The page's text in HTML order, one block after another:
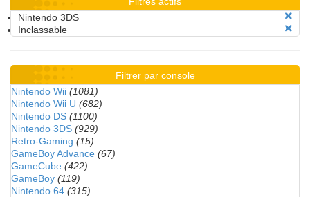
Nintendo 3DS
Inclassable
Filtrer par console
Nintendo Wii (1081)
Nintendo Wii U (682)
Nintendo DS (1100)
Nintendo 3DS (929)
Retro-Gaming (15)
GameBoy Advance (67)
GameCube (422)
GameBoy (119)
Nintendo 64 (315)